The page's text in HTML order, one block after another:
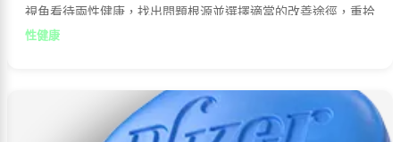
視角看待兩性健康，找出問題根源並選擇適當的改善途徑，重拾
自信享受美滿生活。
性健康